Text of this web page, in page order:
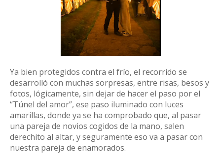
Ya bien protegidos contra el frío, el recorrido se
desarrolló con muchas sorpresas, entre risas, besos y
fotos, lógicamente, sin dejar de hacer el paso por el
“Túnel del amor”, ese paso iluminado con luces
amarillas, donde ya se ha comprobado que, al pasar
una pareja de novios cogidos de la mano, salen
derechito al altar, y seguramente eso va a pasar con
nuestra pareja de enamorados.